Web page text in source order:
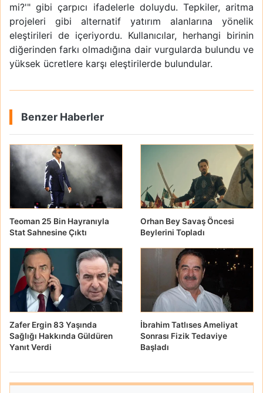
mi?'" gibi çarpıcı ifadelerle doluydu. Tepkiler, aritma
projeleri gibi alternatif yatırım alanlarına yönelik
eleştirileri de içeriyordu. Kullanıcılar, herhangi birinin
diğerinden farkı olmadığına dair vurgularda bulundu ve
yüksek ücretlere karşı eleştirilerde bulundular.
Benzer Haberler
Teoman 25 Bin Hayranıyla
Stat Sahnesine Çıktı
Orhan Bey Savaş Öncesi
Beylerini Topladı
Zafer Ergin 83 Yaşında
Sağlığı Hakkında Güldüren
Yanıt Verdi
İbrahim Tatlıses Ameliyat
Sonrası Fizik Tedaviye
Başladı